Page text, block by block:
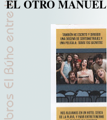
EL OTRO MANUEL